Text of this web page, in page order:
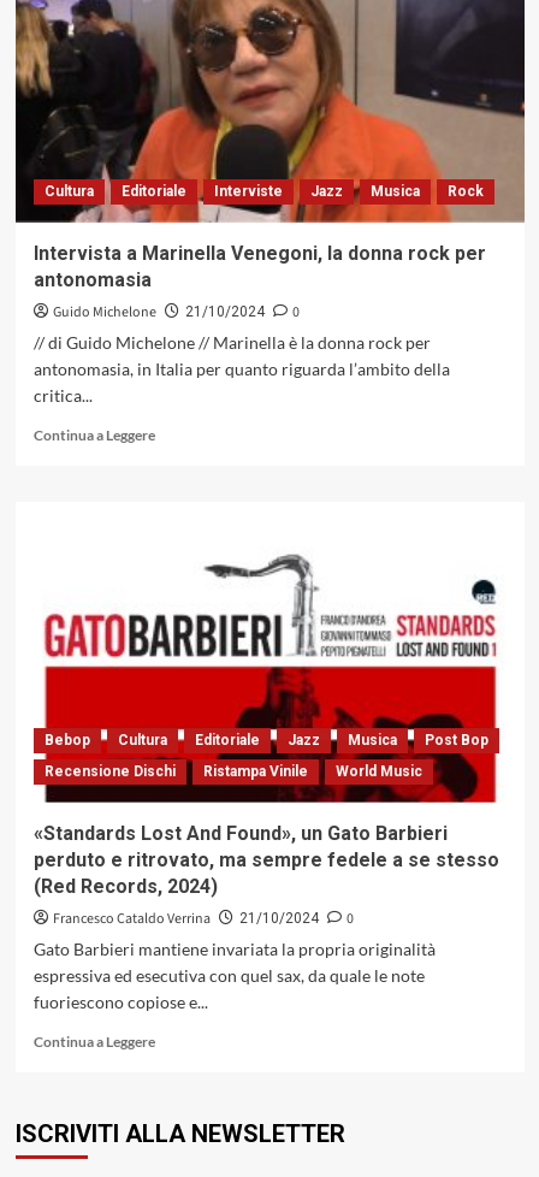
disco
del
fisarmonicista
avellinese
Gabriel
Ambrosone
Records,
2024)
Cultura Editoriale Interviste Jazz Musica Rock
Intervista a Marinella Venegoni, la donna rock per
antonomasia
Guido Michelone 21/10/2024
0
// di Guido Michelone // Marinella è la donna rock per
antonomasia, in Italia per quanto riguarda l’ambito della
critica...
Continua a LeggereLeggi
Marinella
la
donna
rock
Bebop Cultura Editoriale Jazz Musica
Post Bop
Recensione Dischi
Ristampa Vinile World Music
«Standards Lost And Found», un Gato Barbieri
perduto e ritrovato, ma sempre fedele a se stesso
(Red Records, 2024)
Francesco Cataldo Verrina 21/10/2024
0
Gato Barbieri mantiene invariata la propria originalità
espressiva ed esecutiva con quel sax, da quale le note
fuoriescono copiose e...
Continua a LeggereLeggi
«Standards
ISCRIVITI ALLA NEWSLETTER